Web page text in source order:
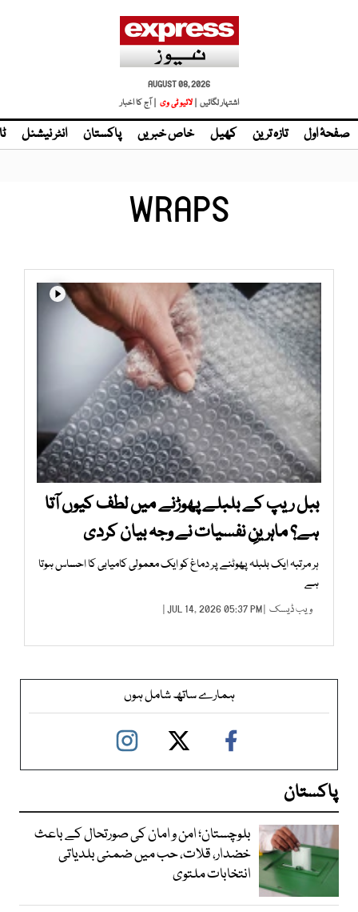
AUGUST 08, 2026
اشتہار لگائیں | لائیو ٹی وی | آج کا اخبار
صفحۂ اول تازہ ترین کھیل خاص خبریں پاکستان انٹر نیشنل
WRAPS
ببل ریپ کے بلبلے پھوڑنے میں لطف کیوں آتا
ہے؟ ماہرینِ نفسیات نے وجہ بیان کردی
ہر مرتبہ ایک بلبلہ پھوٹنے پر دماغ کو ایک معمولی کامیابی کا احساس ہوتا
ہے
ویب ڈیسک | JUL 14, 2026 05:37 PM |
ہمارے ساتھ شامل ہوں
پاکستان
بلوچستان؛ امن و امان کی صورتحال کے باعث
خضدار، قلات، حب میں ضمنی بلدیاتی
انتخابات ملتوی